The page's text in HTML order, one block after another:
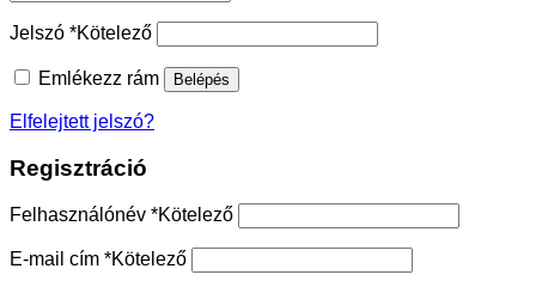
Jelszó *Kötelező
Emlékezz rám Belépés
Elfelejtett jelszó?
Regisztráció
Felhasználónév *Kötelező
E-mail cím *Kötelező